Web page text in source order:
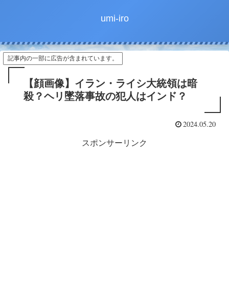
umi-iro
記事内の一部に広告が含まれています。
【顔画像】イラン・ライシ大統領は暗
殺？ヘリ墜落事故の犯人はインド？
2024.05.20
スポンサーリンク